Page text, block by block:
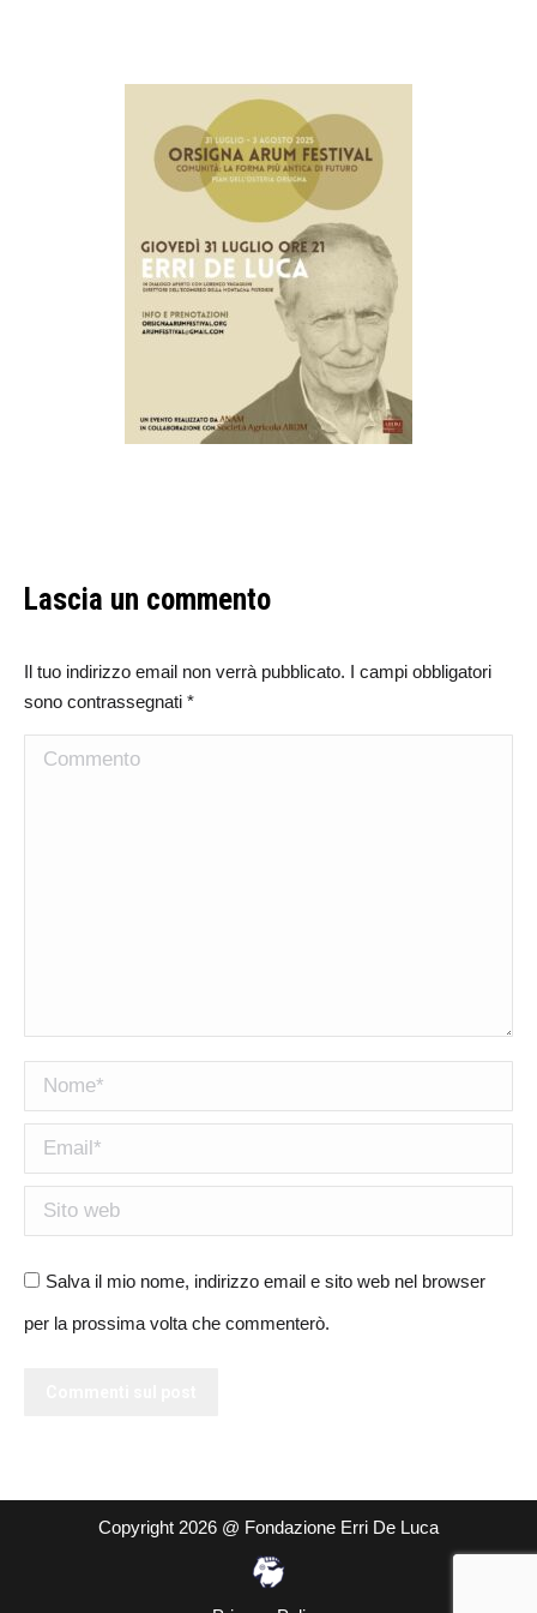
Lascia un commento
Il tuo indirizzo email non verrà pubblicato. I campi obbligatori
sono contrassegnati *
Commento
Nome *
Email *
Sito web
Salva il mio nome, indirizzo email e sito web nel browser
per la prossima volta che commenterò.
Copyright 2026 @ Fondazione Erri De Luca